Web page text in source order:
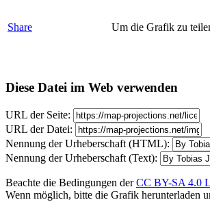
Share Um die Grafik zu
Diese Datei im Web verwenden
URL der Seite:
URL der Datei:
Nennung der Urheberschaft (HTML):
Nennung der Urheberschaft (Text):
Beachte die Bedingungen derCC BY-SA 4.0
Wenn möglich, bitte die Grafik herunterladen